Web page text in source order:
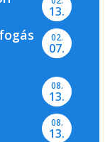
13.
02.
07.
08.
13.
08.
13.